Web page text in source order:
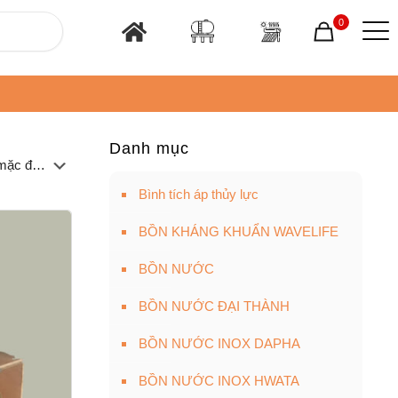
0
Danh mục
Bình tích áp thủy lực
BỒN KHÁNG KHUẨN WAVELIFE
BỒN NƯỚC
BỒN NƯỚC ĐẠI THÀNH
BỒN NƯỚC INOX DAPHA
BỒN NƯỚC INOX HWATA